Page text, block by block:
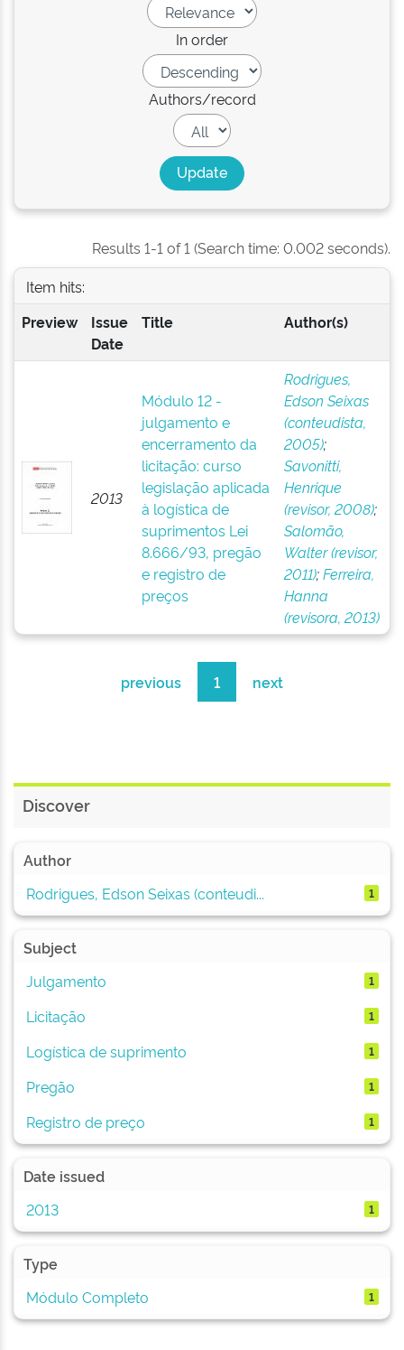
In order
Authors/record
Results 1-1 of 1 (Search time: 0.002 seconds).
Item hits:
Preview
Issue
Date
Title Author(s)
2013
Módulo 12 -
julgamento e
encerramento da
licitação: curso
legislação aplicada
à logística de
suprimentos Lei
8.666/93, pregão
e registro de
preços
Rodrigues,
Edson Seixas
(conteudista,
2005);
Savonitti,
Henrique
(revisor, 2008);
Salomão,
Walter (revisor,
2011);Ferreira,
Hanna
(revisora, 2013)
previous 1 next
Discover
Author
Rodrigues, Edson Seixas (conteudi...
1
Subject
Julgamento
1
Licitação 1
Logística de suprimento 1
Pregão 1
Registro de preço 1
Date issued
2013
1
Type
Módulo Completo
1